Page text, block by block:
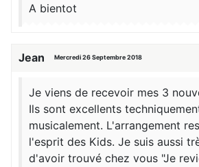
A bientot
Jean Mercredi 26 Septembre 2018
Je viens de recevoir mes 3
Ils sont excellents
musicalement. L'arrangement
l'esprit des Kids. Je suis aussi
d'avoir trouvé chez vous "Je